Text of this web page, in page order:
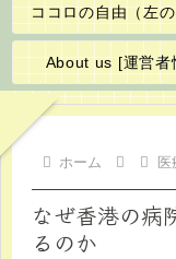
ココロの自由（左
About us [運営者
ホーム 医
なぜ香港の病
るのか